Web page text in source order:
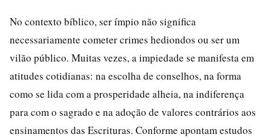
No contexto bíblico, ser ímpio não significa
necessariamente cometer crimes hediondos ou ser um
vilão público. Muitas vezes, a impiedade se manifesta em
atitudes cotidianas: na escolha de conselhos, na forma
como se lida com a prosperidade alheia, na indiferença
para com o sagrado e na adoção de valores contrários aos
ensinamentos das Escrituras. Conforme apontam estudos